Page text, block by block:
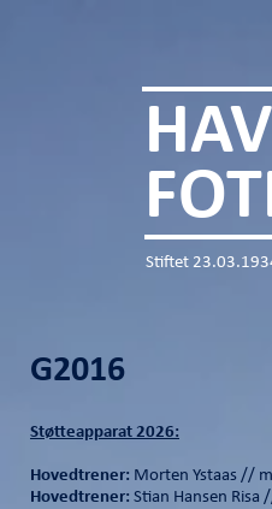
Stiftet
G2016
Støtteapparat 2026:
Hovedtrener: Morten Ystaas //
Hovedtrener: Stian Hansen